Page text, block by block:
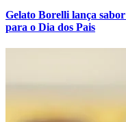
Gelato Borelli lança
para o Dia dos Pais